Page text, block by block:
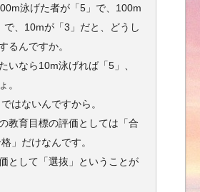
泳げた者が「5」で、100m
で、10mが「3」だと、どうし
るんですか。
いなら10m泳げれば「5」、
。
はないんですから。
教育目標の評価としては「合
」だけなんです。
として「選抜」ということが